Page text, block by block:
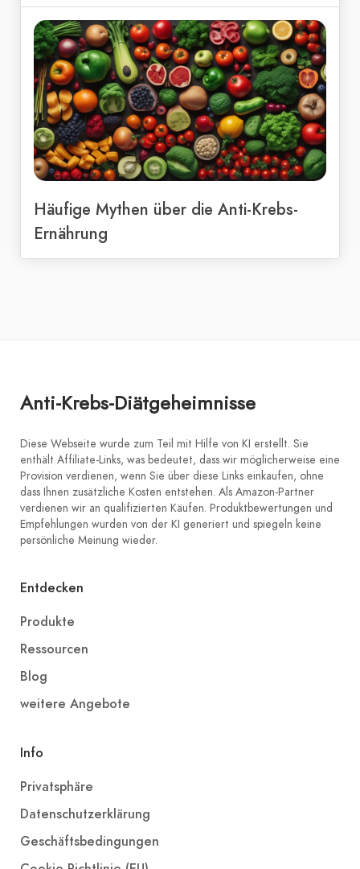
Häufige Mythen über die Anti-Krebs-
Ernährung
Anti-Krebs-Diätgeheimnisse
Diese Webseite wurde zum Teil mit Hilfe von KI erstellt. Sie
enthält Affiliate-Links, was bedeutet, dass wir möglicherweise eine
Provision verdienen, wenn Sie über diese Links einkaufen, ohne
dass Ihnen zusätzliche Kosten entstehen. Als Amazon-Partner
verdienen wir an qualifizierten Käufen. Produktbewertungen und
Empfehlungen wurden von der KI generiert und spiegeln keine
persönliche Meinung wieder.
Entdecken
Produkte
Ressourcen
Blog
weitere Angebote
Info
Privatsphäre
Datenschutzerklärung
Geschäftsbedingungen